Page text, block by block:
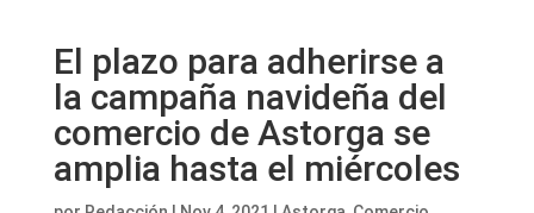
El plazo para adherirse a
la campaña navideña del
comercio de Astorga se
amplia hasta el miércoles